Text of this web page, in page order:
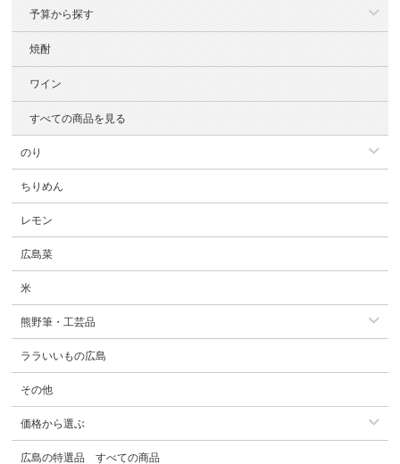
予算から探す
焼酎
ワイン
すべての商品を見る
のり
ちりめん
レモン
広島菜
米
熊野筆・工芸品
ララいいもの広島
その他
価格から選ぶ
広島の特選品 すべての商品